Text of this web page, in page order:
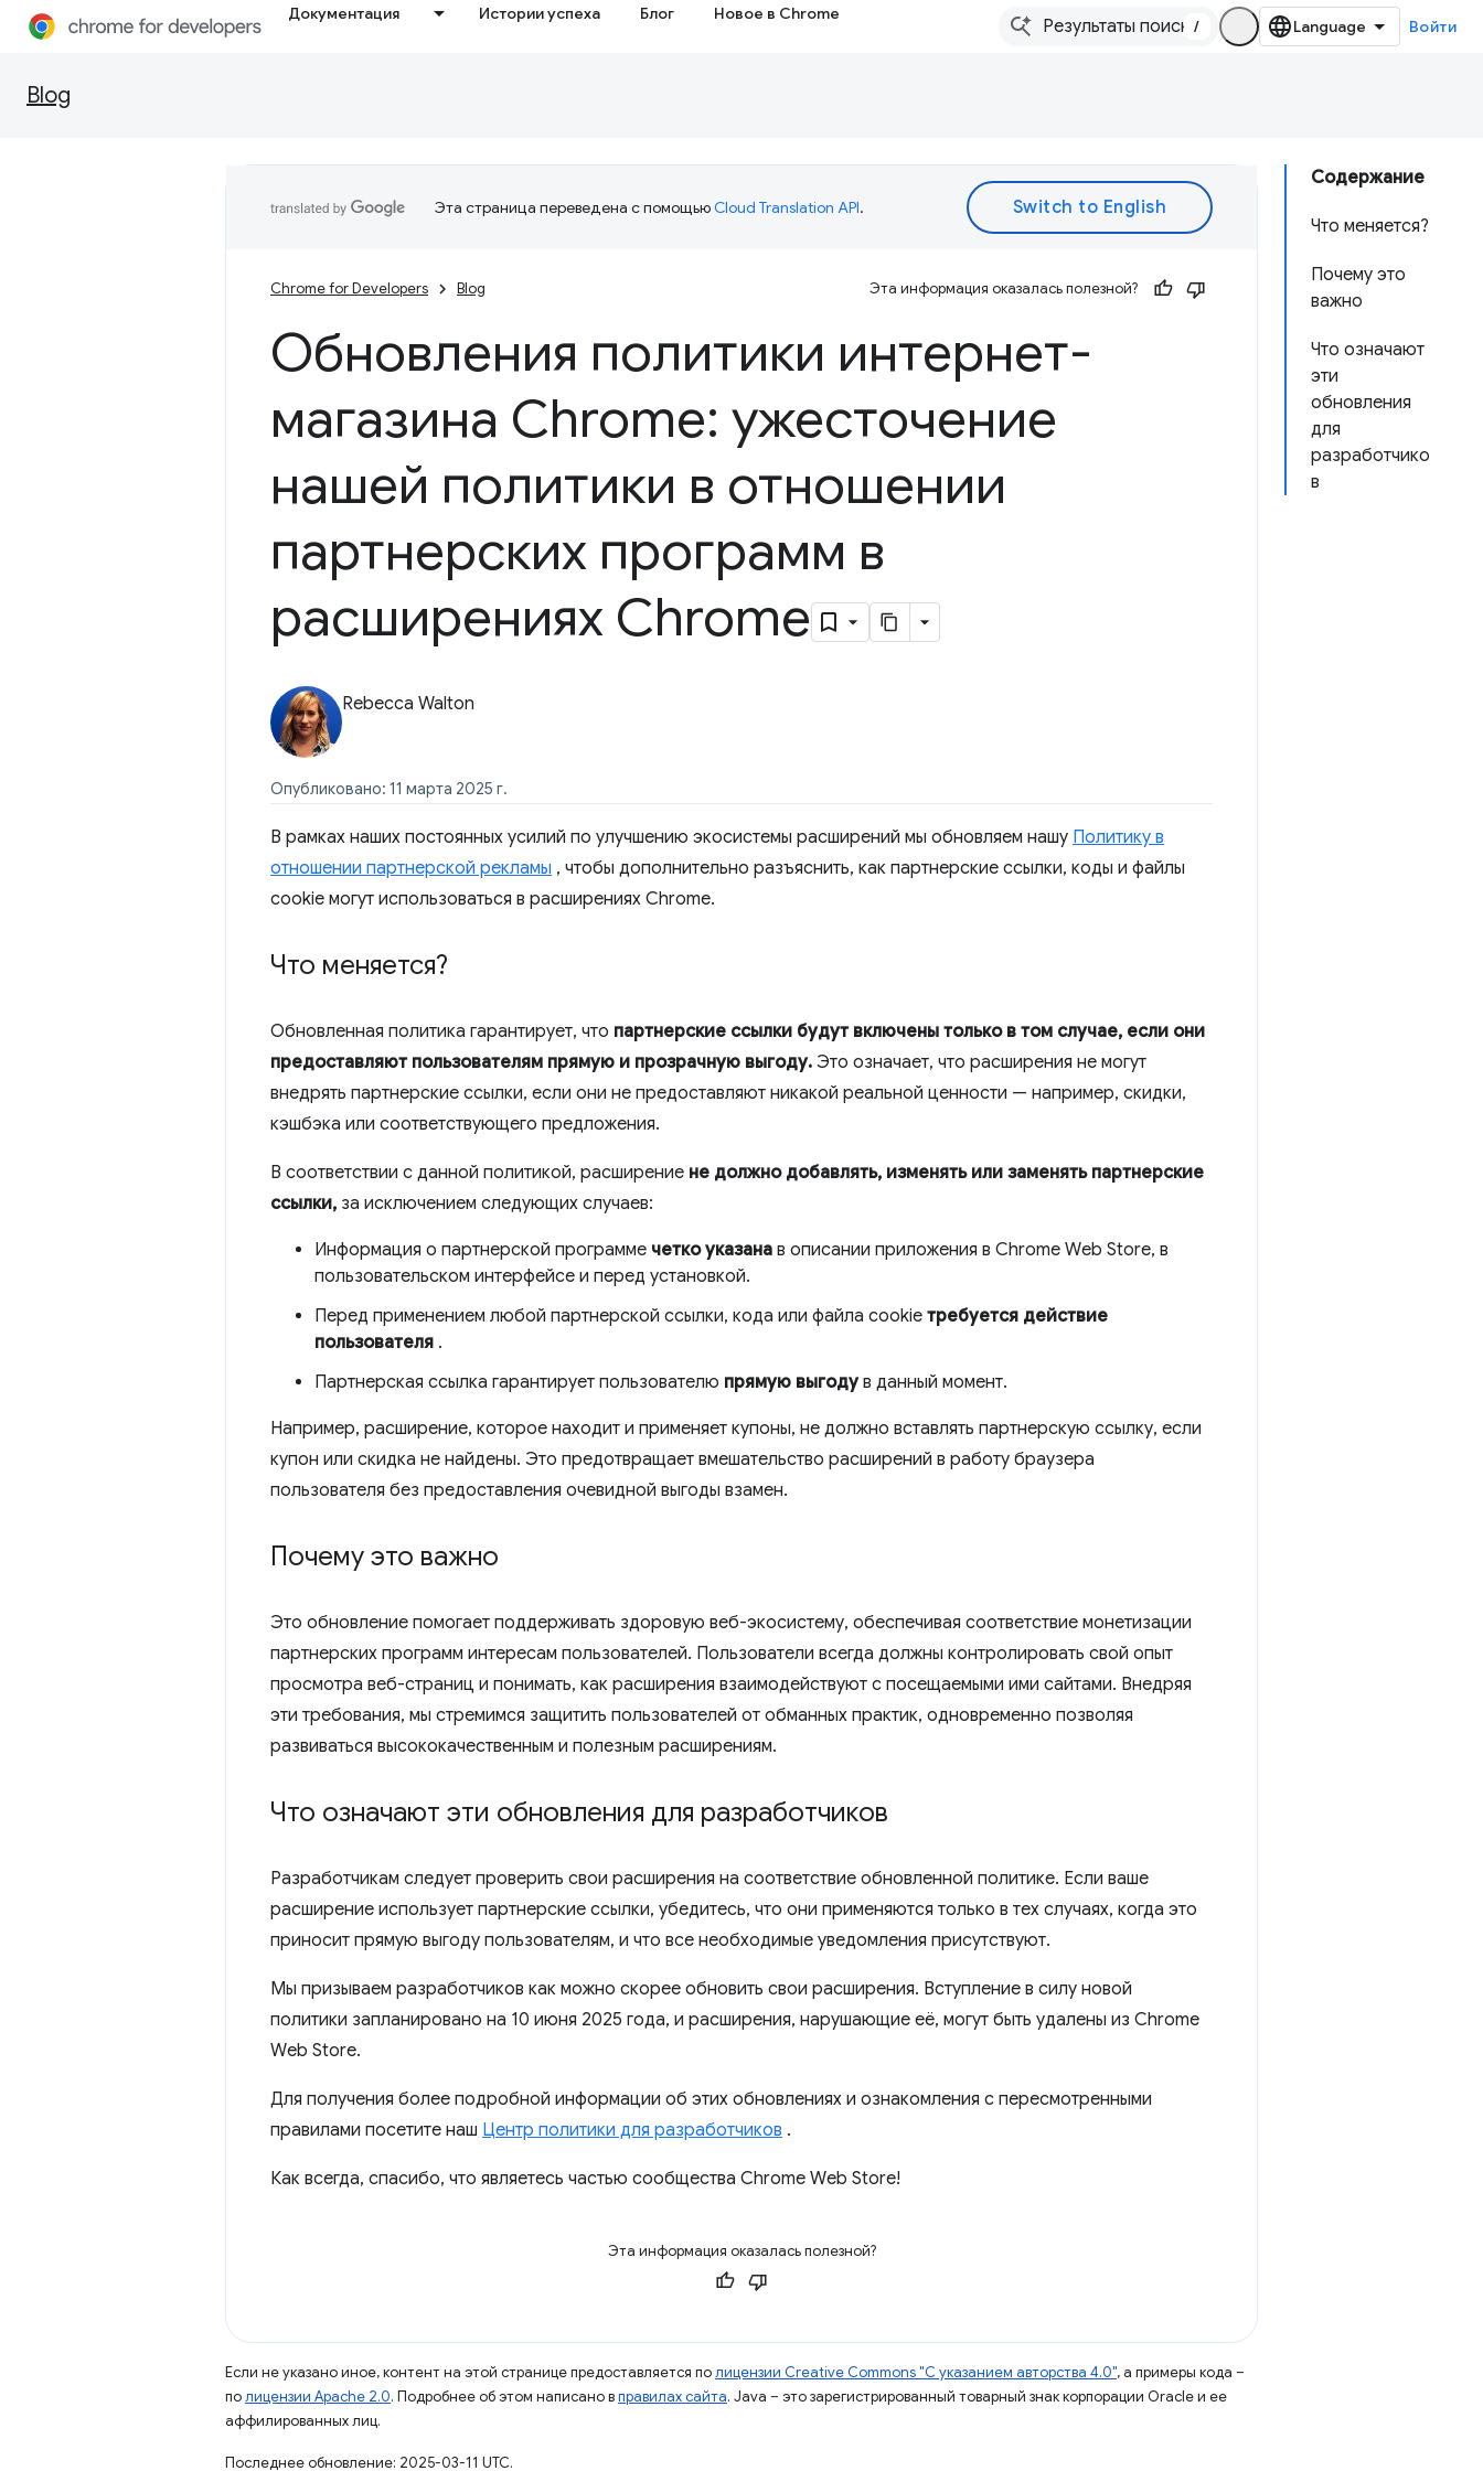
Документация Истории успеха Блог Новое в Chrome
/ Войти
Blog
Содержание
Что меняется?
Почему это
важно
Что означают
эти
обновления
для
разработчико
в
Эта страница переведена с помощьюCloud Translation API.
Chrome for Developers Blog Эта информация оказалась полезной?
Обновления политики интернет-
магазина Chrome: ужесточение
нашей политики в отношении
партнерских программ в
расширениях Chrome
Rebecca Walton
Опубликовано: 11 марта 2025 г.
В рамках наших постоянных усилий по улучшению экосистемы расширений мы обновляем нашу Политику в
отношении партнерской рекламы , чтобы дополнительно разъяснить, как партнерские ссылки, коды и файлы
cookie могут использоваться в расширениях Chrome.
Что меняется?
Обновленная политика гарантирует, что партнерские ссылки будут включены только в том случае, если они
предоставляют пользователям прямую и прозрачную выгоду. Это означает, что расширения не могут
внедрять партнерские ссылки, если они не предоставляют никакой реальной ценности — например, скидки,
кэшбэка или соответствующего предложения.
В соответствии с данной политикой, расширение не должно добавлять, изменять или заменять партнерские
ссылки, за исключением следующих случаев:
Информация о партнерской программе четко указана в описании приложения в Chrome Web Store, в
пользовательском интерфейсе и перед установкой.
Перед применением любой партнерской ссылки, кода или файла cookie требуется действие
пользователя .
Партнерская ссылка гарантирует пользователю прямую выгодув данный момент.
Например, расширение, которое находит и применяет купоны, не должно вставлять партнерскую ссылку, если
купон или скидка не найдены. Это предотвращает вмешательство расширений в работу браузера
пользователя без предоставления очевидной выгоды взамен.
Почему это важно
Это обновление помогает поддерживать здоровую веб-экосистему, обеспечивая соответствие монетизации
партнерских программ интересам пользователей. Пользователи всегда должны контролировать свой опыт
просмотра веб-страниц и понимать, как расширения взаимодействуют с посещаемыми ими сайтами. Внедряя
эти требования, мы стремимся защитить пользователей от обманных практик, одновременно позволяя
развиваться высококачественным и полезным расширениям.
Что означают эти обновления для разработчиков
Разработчикам следует проверить свои расширения на соответствие обновленной политике. Если ваше
расширение использует партнерские ссылки, убедитесь, что они применяются только в тех случаях, когда это
приносит прямую выгоду пользователям, и что все необходимые уведомления присутствуют.
Мы призываем разработчиков как можно скорее обновить свои расширения. Вступление в силу новой
политики запланировано на 10 июня 2025 года, и расширения, нарушающие её, могут быть удалены из Chrome
Web Store.
Для получения более подробной информации об этих обновлениях и ознакомления с пересмотренными
правилами посетите наш Центр политики для разработчиков .
Как всегда, спасибо, что являетесь частью сообщества Chrome Web Store!
Эта информация оказалась полезной?
Если не указано иное, контент на этой странице предоставляется полицензии Creative Commons "С указанием авторства 4.0", а примеры кода –
полицензии Apache 2.0. Подробнее об этом написано вправилах сайта. Java – это зарегистрированный товарный знак корпорации Oracle и ее
аффилированных лиц.
Последнее обновление: 2025-03-11 UTC.